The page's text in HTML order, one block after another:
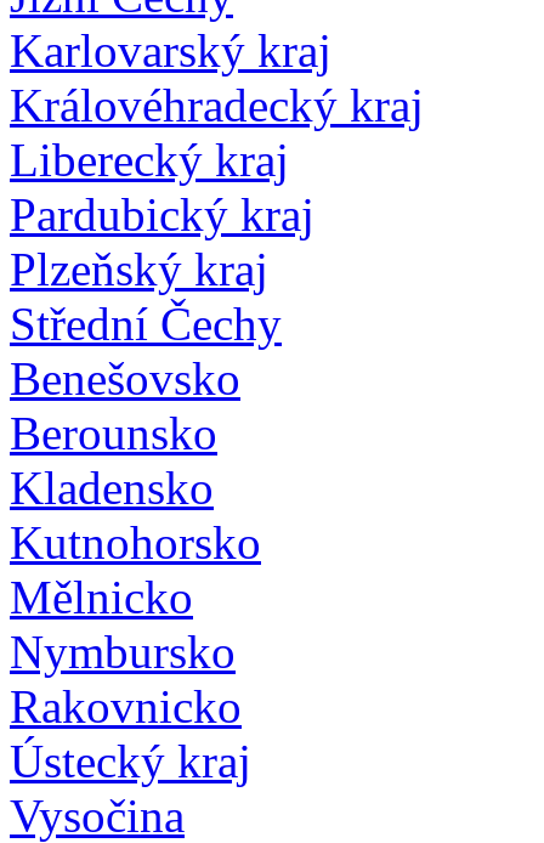
Karlovarský kraj
Královéhradecký kraj
Liberecký kraj
Pardubický kraj
Plzeňský kraj
Střední Čechy
Benešovsko
Berounsko
Kladensko
Kutnohorsko
Mělnicko
Nymbursko
Rakovnicko
Ústecký kraj
Vysočina